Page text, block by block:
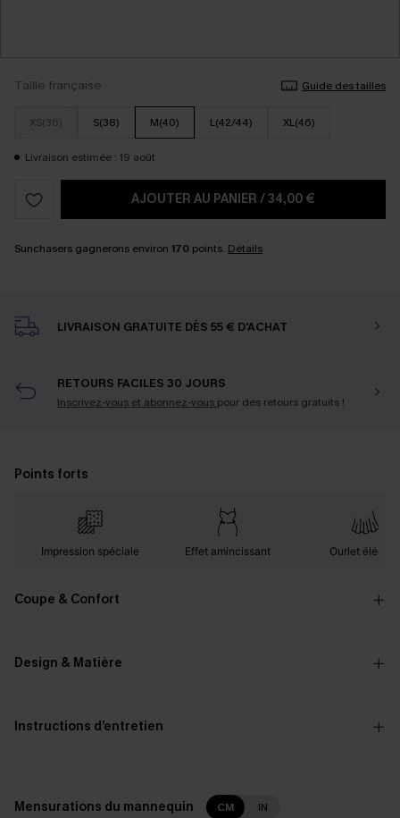
Taille française Guide des tailles
XS(36) S(38) M(40) L(42/44) XL(46)
Livraison estimée : 19 août
AJOUTER AU PANIER /34,00 €
Sunchasers gagnerons environ 170 points. Détails
LIVRAISON GRATUITE DÈS 55 € D'ACHAT
RETOURS FACILES 30 JOURS
Inscrivez-vous et abonnez-vous pour des retours gratuits !
Points forts
Impression spéciale Effet amincissant Ourlet élégant
Coupe & Confort
Design & Matière
Instructions d’entretien
Mensurations du mannequin CM IN